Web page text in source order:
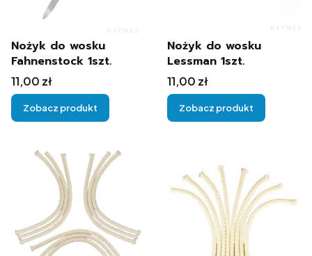
Nożyk do wosku
Fahnenstock 1szt.
Cena
11,00 zł
Zobacz produkt
Nożyk do wosku
Lessman 1szt.
Cena
11,00 zł
Zobacz produkt